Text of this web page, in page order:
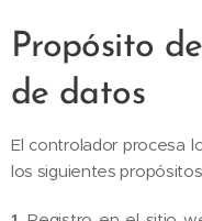
Propósito
de datos
El controlador procesa
los siguientes